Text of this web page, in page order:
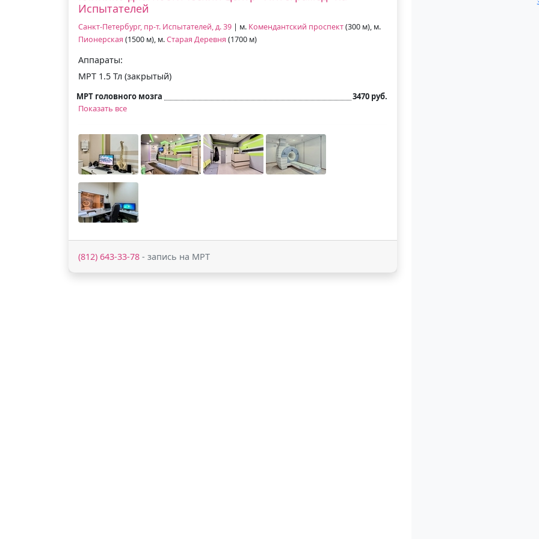
Испытателей
Санкт-Петербург, пр-т. Испытателей, д. 39 | м. Комендантский проспект(300 м), м.
Пионерская (1500 м), м.Старая Деревня (1700 м)
Аппараты:
МРТ 1.5 Тл (закрытый)
МРТ головного мозга
3470 руб.
Показать все
(812) 643-33-78 - запись на МРТ